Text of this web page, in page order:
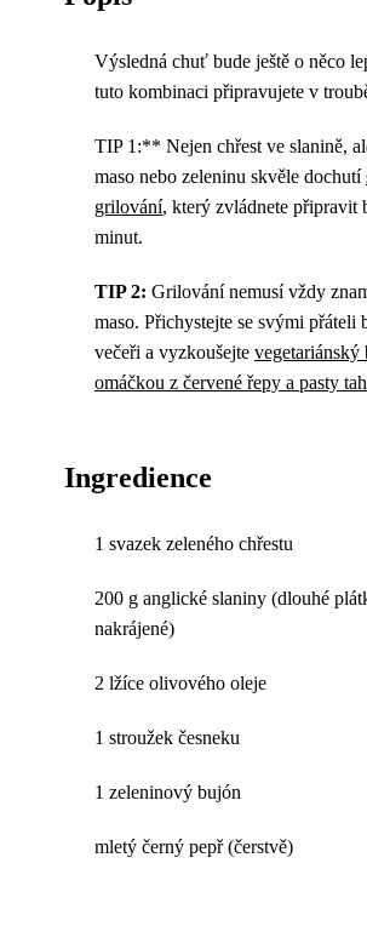
Výsledná chuť bude ještě o něco
tuto kombinaci připravujete v
TIP 1:** Nejen chřest ve slanině,
maso nebo zeleninu skvěle dochutí
grilování, který zvládnete připravit
minut.
TIP 2: Grilování nemusí vždy
maso. Přichystejte se svými přáteli
večeři a vyzkoušejte vegetariánský
omáčkou z červené řepy a pasty
Ingredience
1 svazek zeleného chřestu
200 g anglické slaniny (dlouhé
nakrájené)
2 lžíce olivového oleje
1 stroužek česneku
1 zeleninový bujón
mletý černý pepř (čerstvě)